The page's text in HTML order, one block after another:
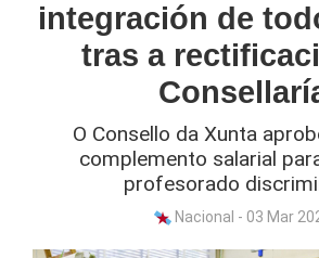
integración de
tras a
O Consello da Xunta
complemento salarial
profesorado
Nacional - 03 Mar